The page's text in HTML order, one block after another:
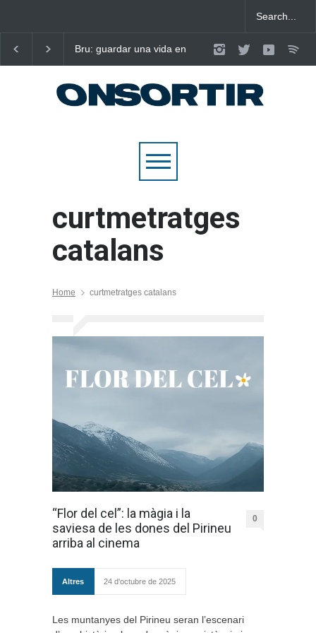
Bru: guardar una vida en
pop emocional
Laura West imposa el
criteri al ritme del
pop de “m’enxules”
curtmetratges
catalans
Home curtmetratges catalans
“Flor del cel”: la màgia i la
saviesa de les dones del Pirineu
arriba al cinema
0
Altres 24 d'octubre de 2025
Les muntanyes del Pirineu seran l’escenari